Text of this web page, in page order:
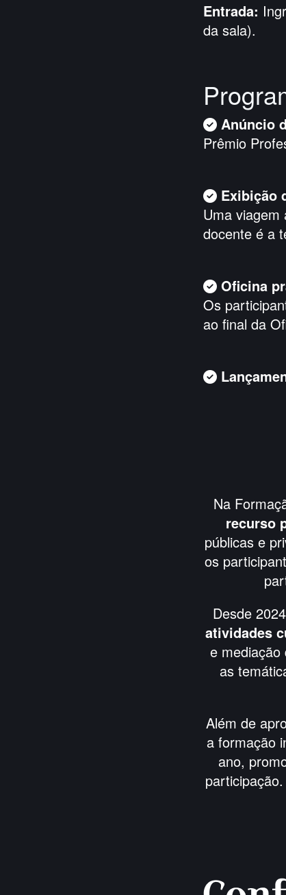
Entrada:
da sala).
Anúncio
Prêmio
Exibição
Uma viagem
docente é a
Oficina
Os
ao final da
Na
recurso
públicas e
os
Desde
atividades
e mediação
as
Além de
a formação
ano,